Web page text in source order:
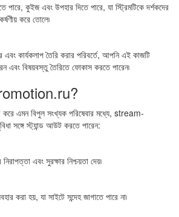
পারে, কুইজ এবং উপহার দিতে পারে, যা স্ট্রিমটিকে দর্শকদের
করে তোলে৷
এবং কার্যকলাপ তৈরি করার পরিবর্তে, আপনি এই কাজটি
এবং বিষয়বস্তু তৈরিতে ফোকাস করতে পারেন৷
করে এমন বিপুল সংখ্যক পরিষেবার মধ্যে, stream-
সঙ্গে স্ট্যান্ড আউট করতে পারেন:
এবং সুরক্ষার নিশ্চয়তা দেয়৷
করা হয়, যা সাইটে সন্দেহ জাগাতে পারে না৷